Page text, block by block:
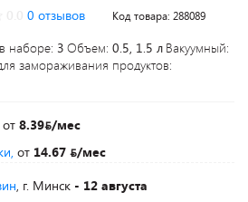
0 отзывов Код товара: 288089
наборе: 3 Объем: 0.5, 1.5 л Вакуумный:
замораживания продуктов:
от 8.39 /мес
от 14.67
/мес
, г. Минск - 12 августа